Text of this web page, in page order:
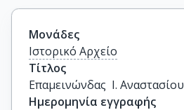
Μονάδες
Ιστορικό Αρχείο
Τίτλος
Επαμεινώνδας  Ι. Αναστασίου
Ημερομηνία εγγραφής